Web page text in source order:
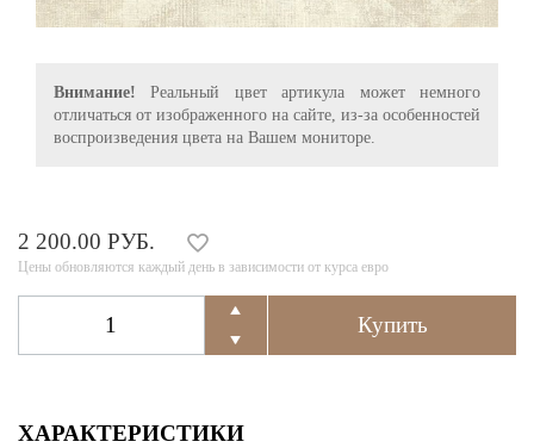
Внимание! Реальный цвет артикула может немного
отличаться от изображенного на сайте, из-за особенностей
воспроизведения цвета на Вашем мониторе.
2 200.00 РУБ.
Цены обновляются каждый день в зависимости от курса евро
ХАРАКТЕРИСТИКИ